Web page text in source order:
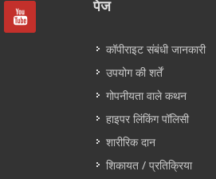
पेज
कॉपीराइट संबंधी जानकारी
उपयोग की शर्तें
गोपनीयता वाले कथन
हाइपर लिंकिंग पॉलिसी
शारीरिक दान
शिकायत / प्रतिक्रिया